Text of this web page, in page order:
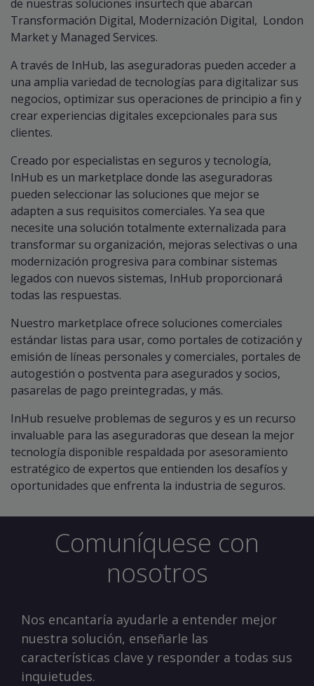
de nuestras soluciones insurtech que abarcan
Transformación Digital, Modernización Digital, London
Market y Managed Services.
A través de InHub, las aseguradoras pueden acceder a
una amplia variedad de tecnologías para digitalizar sus
negocios, optimizar sus operaciones de principio a fin y
crear experiencias digitales excepcionales para sus
clientes.
Creado por especialistas en seguros y tecnología,
InHub es un marketplace donde las aseguradoras
pueden seleccionar las soluciones que mejor se
adapten a sus requisitos comerciales. Ya sea que
necesite una solución totalmente externalizada para
transformar su organización, mejoras selectivas o una
modernización progresiva para combinar sistemas
legados con nuevos sistemas, InHub proporcionará
todas las respuestas.
Nuestro marketplace ofrece soluciones comerciales
estándar listas para usar, como portales de cotización y
emisión de líneas personales y comerciales, portales de
autogestión o postventa para asegurados y socios,
pasarelas de pago preintegradas, y más.
InHub resuelve problemas de seguros y es un recurso
invaluable para las aseguradoras que desean la mejor
tecnología disponible respaldada por asesoramiento
estratégico de expertos que entienden los desafíos y
oportunidades que enfrenta la industria de seguros.
Comuníquese con
nosotros
Nos encantaría ayudarle a entender mejor
nuestra solución, enseñarle las
características clave y responder a todas sus
inquietudes.